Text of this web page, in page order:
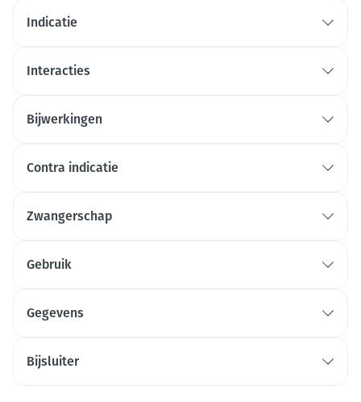
Indicatie
Interacties
Bijwerkingen
Contra indicatie
Zwangerschap
Gebruik
Gegevens
Bijsluiter